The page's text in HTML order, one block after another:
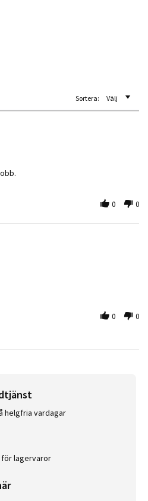
Sortera: Välj
0 0
0 0
helgfria vardagar
för lagervaror